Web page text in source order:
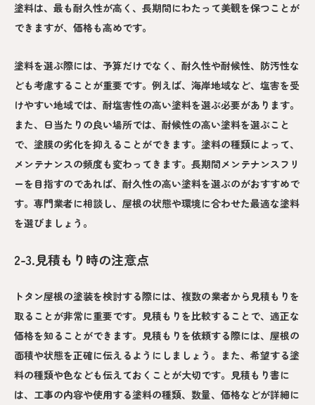
塗料は、最も耐久性が高く、長期間にわたって美観を保つことが
できますが、価格も高めです。
塗料を選ぶ際には、予算だけでなく、耐久性や耐候性、防汚性な
ども考慮することが重要です。例えば、海岸地域など、塩害を受
けやすい地域では、耐塩害性の高い塗料を選ぶ必要があります。
また、日当たりの良い場所では、耐候性の高い塗料を選ぶこと
で、塗膜の劣化を抑えることができます。塗料の種類によって、
メンテナンスの頻度も変わってきます。長期間メンテナンスフリ
ーを目指すのであれば、耐久性の高い塗料を選ぶのがおすすめで
す。専門業者に相談し、屋根の状態や環境に合わせた最適な塗料
を選びましょう。
2-3.見積もり時の注意点
トタン屋根の塗装を検討する際には、複数の業者から見積もりを
取ることが非常に重要です。見積もりを比較することで、適正な
価格を知ることができます。見積もりを依頼する際には、屋根の
面積や状態を正確に伝えるようにしましょう。また、希望する塗
料の種類や色なども伝えておくことが大切です。見積もり書に
は、工事の内容や使用する塗料の種類、数量、価格などが詳細に